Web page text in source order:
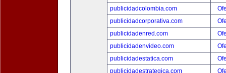
publicidadcolombia.com
publicidadcorporativa.com
publicidadenred.com
publicidadenvideo.com
publicidadestatica.com
publicidadestrategica.com